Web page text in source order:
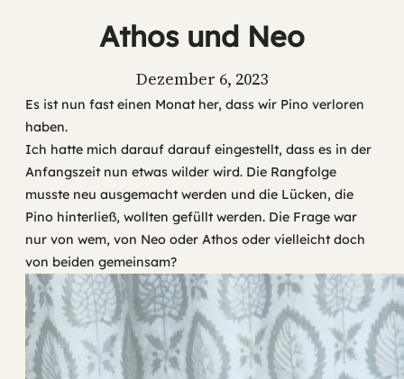
Athos und Neo
Dezember 6, 2023
Es ist nun fast einen Monat her, dass wir Pino verloren
haben.
Ich hatte mich darauf darauf eingestellt, dass es in der
Anfangszeit nun etwas wilder wird. Die Rangfolge
musste neu ausgemacht werden und die Lücken, die
Pino hinterließ, wollten gefüllt werden. Die Frage war
nur von wem, von Neo oder Athos oder vielleicht doch
von beiden gemeinsam?